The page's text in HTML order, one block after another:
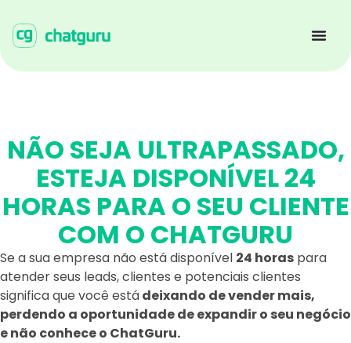
NÃO SEJA ULTRAPASSADO,
ESTEJA DISPONÍVEL 24
HORAS PARA O SEU CLIENTE
COM O CHATGURU
Se a sua empresa não está disponível 24 horas para
atender seus leads, clientes e potenciais clientes
significa que você estádeixando de vender mais,
perdendo a oportunidade de expandir o seu negócio
e não conhece o ChatGuru.